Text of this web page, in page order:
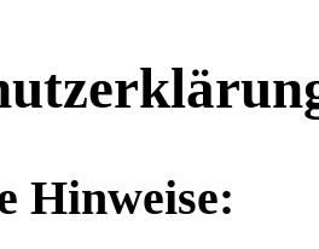
Hinweise: